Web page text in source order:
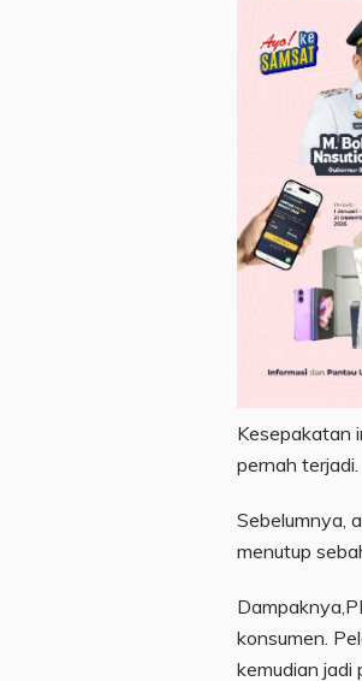
Kesepakatan
pernah terjadi.
Sebelumnya,
menutup
konsumen.
kemudian jadi